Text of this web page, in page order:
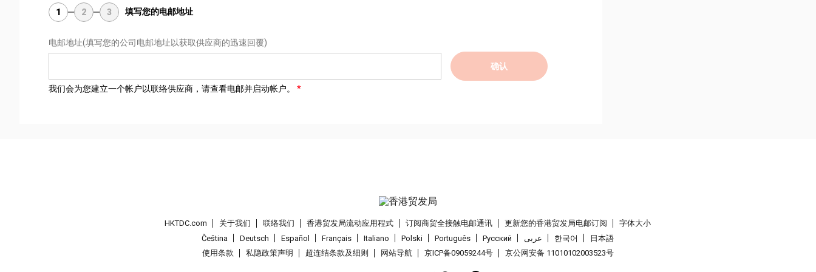
1 2 3 填写您的电邮地址
电邮地址(填写您的公司电邮地址以获取供应商的迅速回覆)
确认
我们会为您建立一个帐户以联络供应商，请查看电邮并启动帐户。
HKTDC.com 关于我们 联络我们 香港贸发局流动应用程式 订阅商贸全接触电邮通讯 更新您的香港贸发局电邮订阅
字体大小
Čeština
Deutsch Español Français Italiano Polski Português Pусский عربى 한국어
日本語
使用条款
私隐政策声明 超连结条款及细则 网站导航 京ICP备09059244号 京公网安备 11010102003523号